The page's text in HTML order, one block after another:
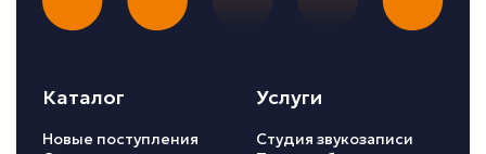
Каталог
Новые поступления
Услуги
Студия звукозаписи